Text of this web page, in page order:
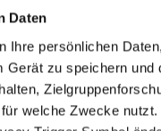
Daten
Ihre persönlichen
zu speichern
welche Zwecke